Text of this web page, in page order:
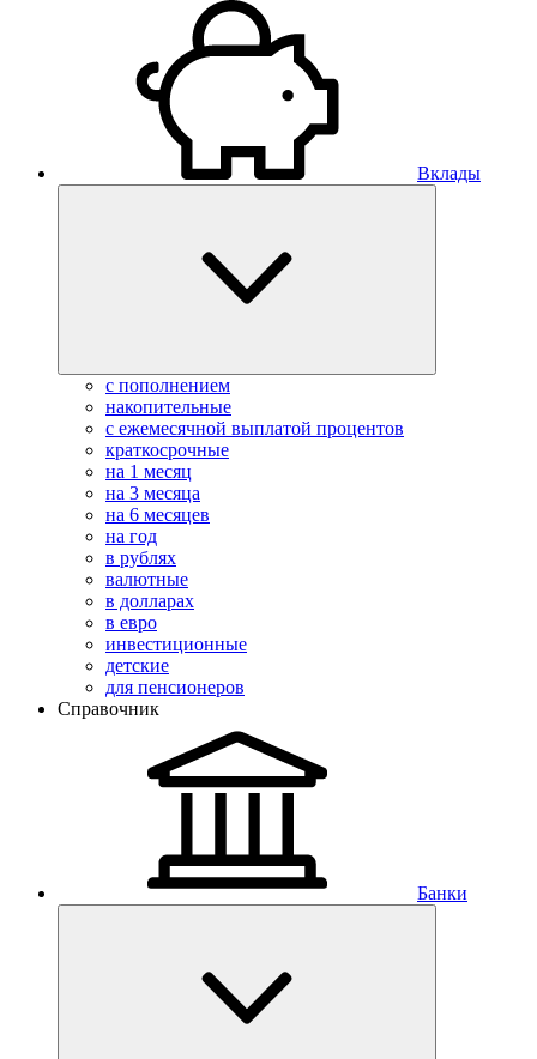
Вклады
с пополнением
накопительные
с ежемесячной выплатой процентов
краткосрочные
на 1 месяц
на 3 месяца
на 6 месяцев
на год
в рублях
валютные
в долларах
в евро
инвестиционные
детские
для пенсионеров
Справочник
Банки